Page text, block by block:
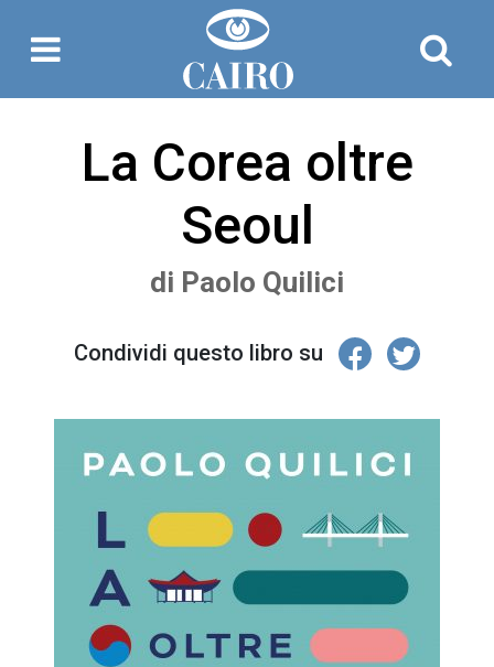
La Corea oltre
Seoul
di Paolo Quilici
Condividi questo libro su